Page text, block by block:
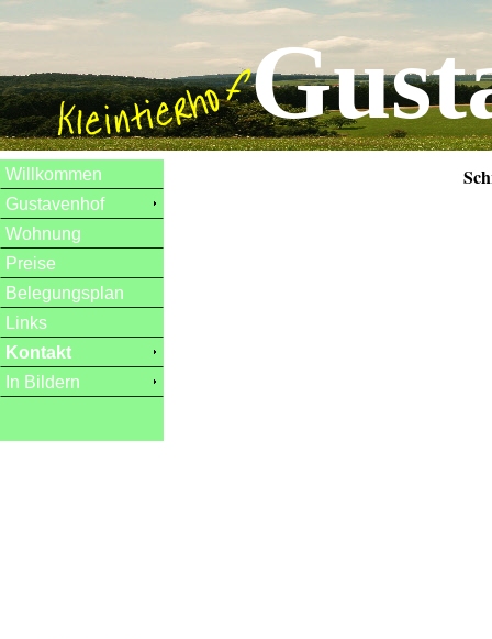
Willkommen
Gustavenhof
Wohnung
Preise
Belegungsplan
Links
Kontakt
In Bildern